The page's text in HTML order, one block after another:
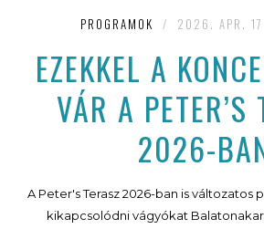
PROGRAMOK / 2026. APR.
EZEKKEL A
VÁR A PETER’S
2026-
A Peter's Terasz 2026-ban is változatos
kikapcsolódni vágyókat